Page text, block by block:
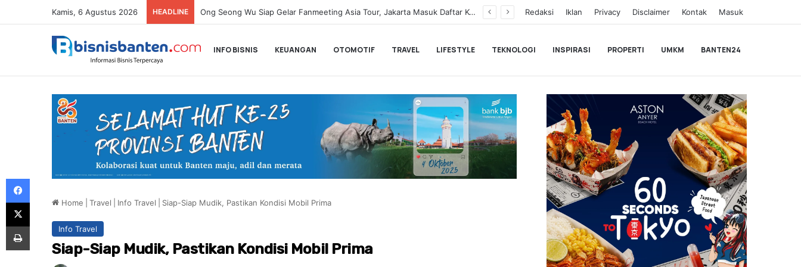
Kamis, 6 Agustus 2026 HEADLINE Gubernur Banten Andra Soni dan PLN Perkuat Sinergi Pasokan Listrik untuk Dukung Investasi Redaksi Iklan Privacy Disclaimer Kontak Masuk
INFO BISNIS KEUANGAN OTOMOTIF TRAVEL LIFESTYLE TEKNOLOGI INSPIRASI PROPERTI UMKM BANTEN24
Home Travel Info Travel Siap-Siap Mudik, Pastikan Kondisi Mobil Prima
Info Travel
Siap-Siap Mudik, Pastikan Kondisi Mobil Prima
Facebook